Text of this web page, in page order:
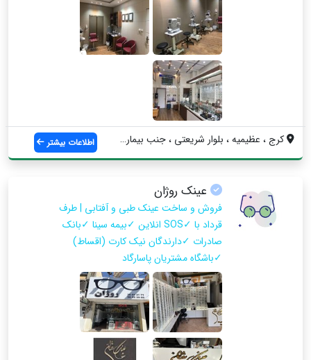
کرج ، عظیمیه ، بلوار شریعتی ، جنب بیمارس... اطلاعات بیشتر
عینک روژان
فروش و ساخت عینک طبی و آفتابی | طرف
قرداد با ✓SOS انلاین ✓بیمه سینا ✓بانک
صادرات ✓دارندگان نیک کارت (اقساط)
✓باشگاه مشتریان پاسارگاد